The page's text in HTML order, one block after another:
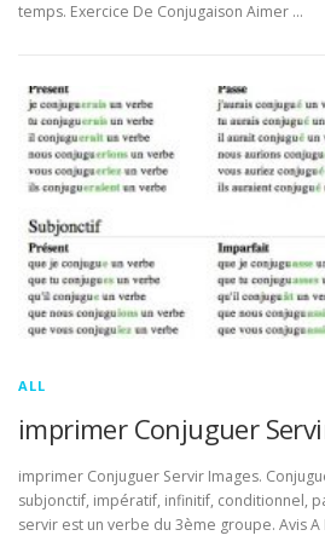
temps. Exercice De Conjugaison Aimer …
ALL
imprimer Conjuguer
imprimer Conjuguer Servir Images.
subjonctif, impératif, infinitif, conditionnel,
servir est un verbe du 3ème groupe. Avis